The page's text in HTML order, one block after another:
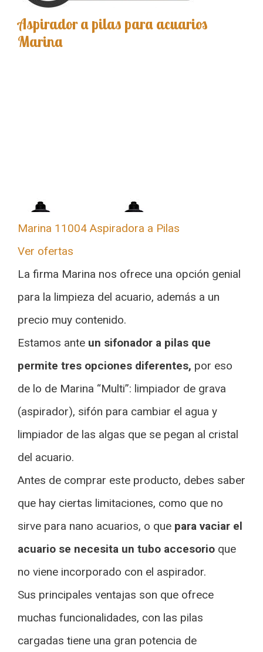
Aspirador a pilas para acuarios
Marina
Marina 11004 Aspiradora a Pilas
Ver ofertas
La firma Marina nos ofrece una opción genial
para la limpieza del acuario, además a un
precio muy contenido.
Estamos ante un sifonador a pilas que
permite tres opciones diferentes, por eso
de lo de Marina “Multi”: limpiador de grava
(aspirador), sifón para cambiar el agua y
limpiador de las algas que se pegan al cristal
del acuario.
Antes de comprar este producto, debes saber
que hay ciertas limitaciones, como que no
sirve para nano acuarios, o que para vaciar el
acuario se necesita un tubo accesorio que
no viene incorporado con el aspirador.
Sus principales ventajas son que ofrece
muchas funcionalidades, con las pilas
cargadas tiene una gran potencia de